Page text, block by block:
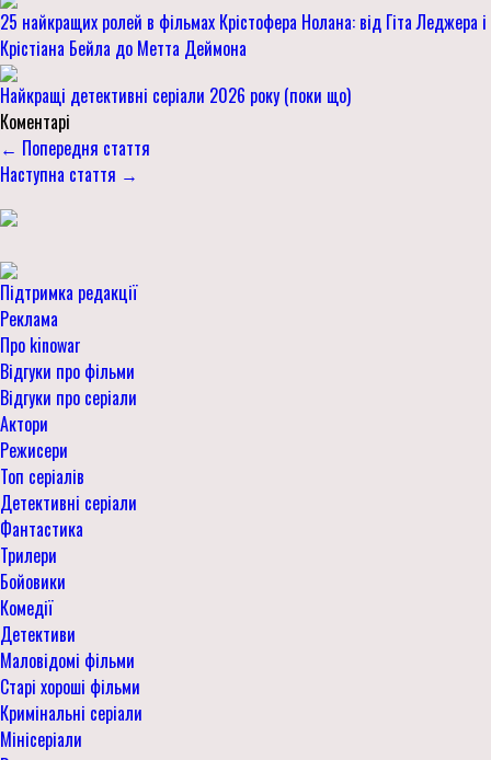
25 найкращих ролей в фільмах Крістофера Нолана: від Гіта Леджера і
Крістіана Бейла до Метта Деймона
Найкращі детективні серіали 2026 року (поки що)
Коментарі
← Попередня стаття
Наступна стаття →
Підтримка редакції
Реклама
Про kinowar
Відгуки про фільми
Відгуки про серіали
Актори
Режисери
Топ серіалів
Детективні серіали
Фантастика
Трилери
Бойовики
Комедії
Детективи
Маловідомі фільми
Старі хороші фільми
Кримінальні серіали
Мінісеріали